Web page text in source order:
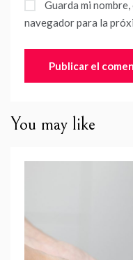
Guarda mi
navegador para la
You may like